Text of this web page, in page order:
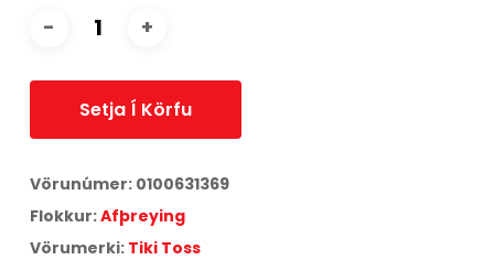
Setja Í Körfu
Vörunúmer: 0100631369
Flokkur:Afþreying
Vörumerki: Tiki Toss